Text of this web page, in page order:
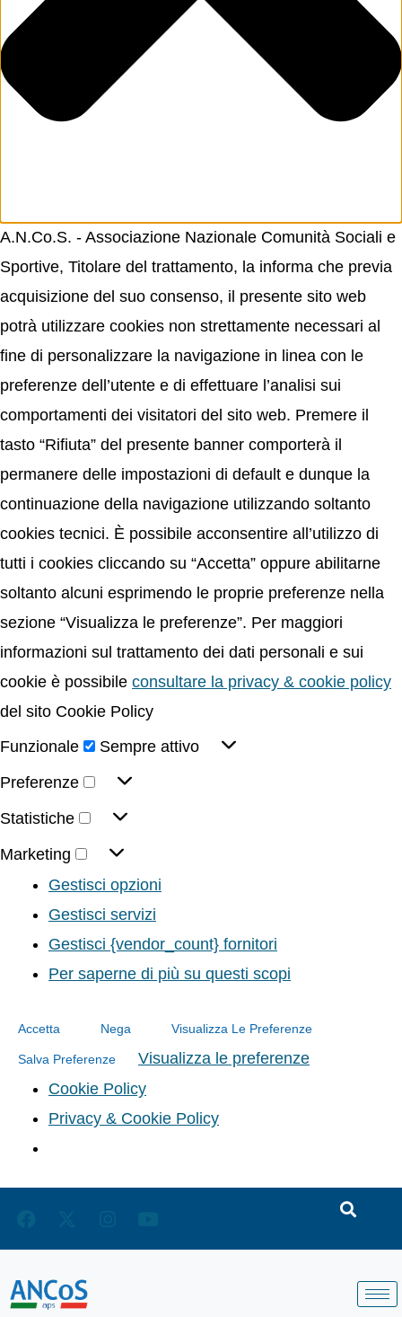
A.N.Co.S. - Associazione Nazionale Comunità Sociali e
Sportive, Titolare del trattamento, la informa che previa
acquisizione del suo consenso, il presente sito web
potrà utilizzare cookies non strettamente necessari al
fine di personalizzare la navigazione in linea con le
preferenze dell’utente e di effettuare l’analisi sui
comportamenti dei visitatori del sito web. Premere il
tasto “Rifiuta” del presente banner comporterà il
permanere delle impostazioni di default e dunque la
continuazione della navigazione utilizzando soltanto
cookies tecnici. È possibile acconsentire all’utilizzo di
tutti i cookies cliccando su “Accetta” oppure abilitarne
soltanto alcuni esprimendo le proprie preferenze nella
sezione “Visualizza le preferenze”. Per maggiori
informazioni sul trattamento dei dati personali e sui
cookie è possibile consultare la privacy & cookie policy
del sito Cookie Policy
Funzionale
Sempre attivo
Preferenze
Statistiche
Marketing
Gestisci opzioni
Gestisci servizi
Gestisci {vendor_count} fornitori
Per saperne di più su questi scopi
Accetta Nega Visualizza Le Preferenze
Salva Preferenze
Visualizza le preferenze
Cookie Policy
Privacy & Cookie Policy